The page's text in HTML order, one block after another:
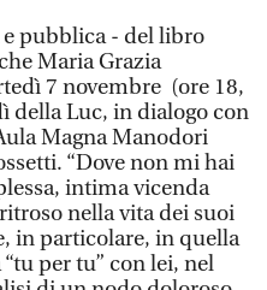
pubblica - del libro
Maria Grazia
7 novembre (ore 18,
della Luc, in dialogo con
Magna Manodori
“Dove non mi hai
intima vicenda
nella vita dei suoi
in particolare, in quella
per tu” con lei, nel